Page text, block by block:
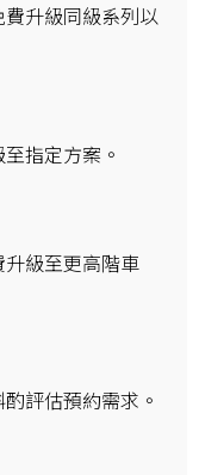
升級同級系列以
指定方案。
級至更高階車
評估預約需求。